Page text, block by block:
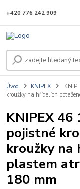
+420 776 242 909
Úvod KNIPEX
kroužky na hřídelích
KNIPEX
pojistné
kroužky na
plastem
180 mm